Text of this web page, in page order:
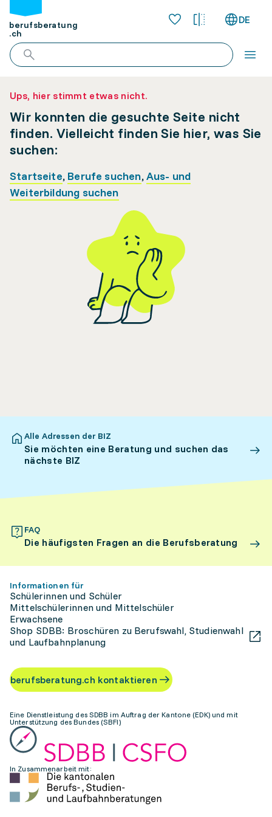
berufsberatung
.ch
DE
Ups, hier stimmt etwas nicht.
Wir konnten die gesuchte Seite nicht
finden. Vielleicht finden Sie hier, was Sie
suchen:
Startseite, Berufe suchen,Aus- und
Weiterbildung suchen
Alle Adressen der BIZ
Sie möchten eine Beratung und suchen das
nächste BIZ
FAQ
Die häufigsten Fragen an die Berufsberatung
Informationen für
Schülerinnen und Schüler
Mittelschülerinnen und Mittelschüler
Erwachsene
Shop SDBB: Broschüren zu Berufswahl, Studienwahl
und Laufbahnplanung
berufsberatung.ch kontaktieren
Eine Dienstleistung des SDBB im Auftrag der Kantone (EDK) und mit
Unterstützung des Bundes (SBFI)
In Zusammenarbeit mit: